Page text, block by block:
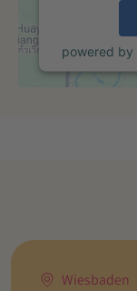
powered by
Wiesbaden